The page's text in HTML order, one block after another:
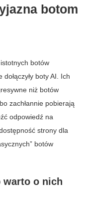
botom
botów
boty AI. Ich
niż botów
zachłannie pobierają
odpowiedź na
strony dla
botów
warto o nich